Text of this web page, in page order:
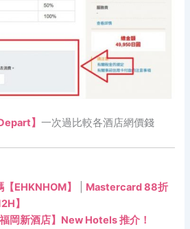
】一次過比較各酒店網價錢
EHKNHOM】
Mastercard 88折
】
岡新酒店】New Hotels 推介！